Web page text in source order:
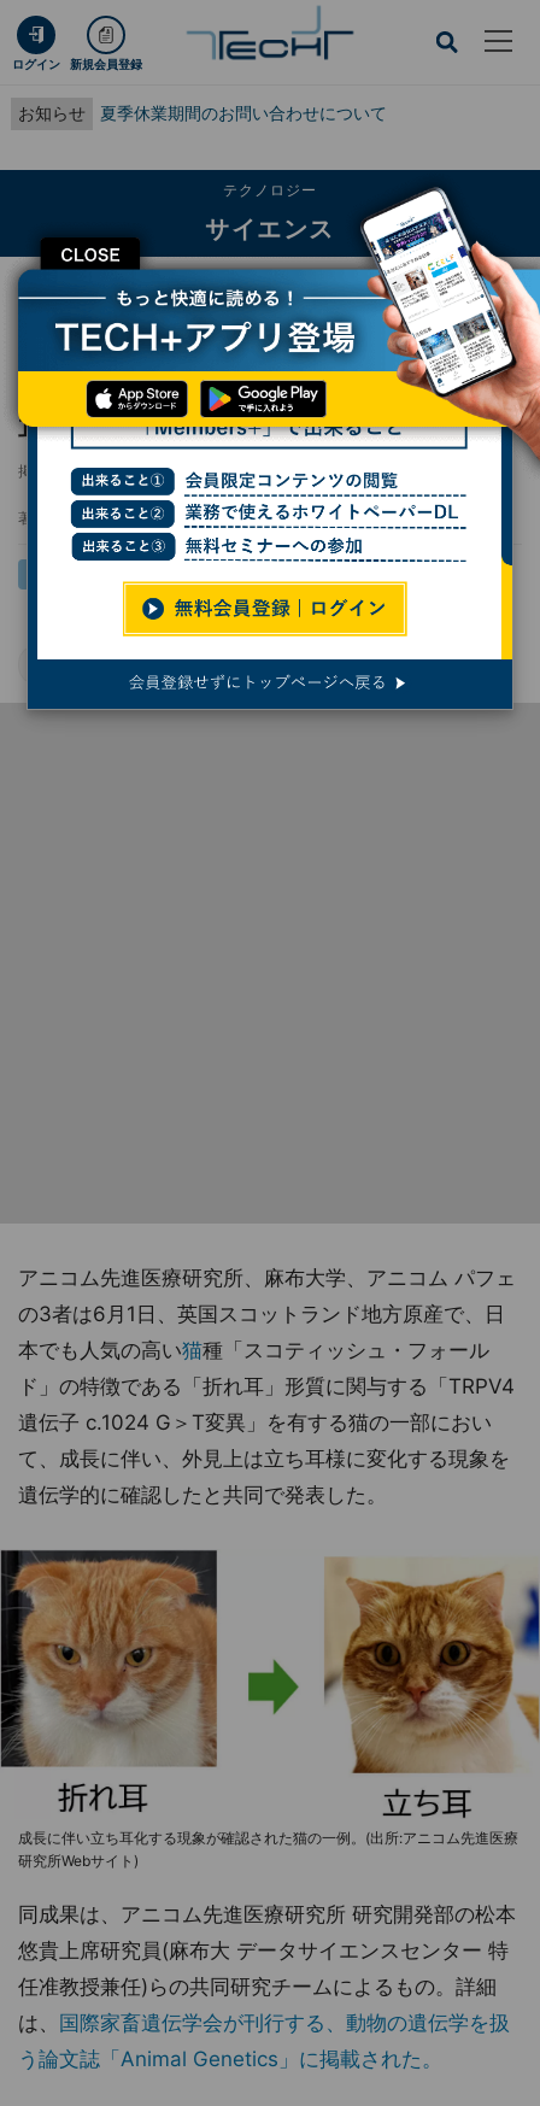
ログイン 新規会員登録
お知らせ 夏季休業期間のお問い合わせについて
CLOSE
テクノロジー
サイエンス
TECH+ テクノロジー
サイエンス
スコティッシュ・フォールドの「隠れ折れ耳」を遺伝学的に確認、麻布大など
スコティッシュ・フォールドの「隠れ折れ
耳」を遺伝学的に確認、麻布大など
掲載日 2026/06/04 17:45
著者： 波留久泉
生物 ペット ライフサイエンス 猫
アニコム先進医療研究所、麻布大学、アニコム パフェ
の3者は6月1日、英国スコットランド地方原産で、日
本でも人気の高い猫種「スコティッシュ・フォール
ド」の特徴である「折れ耳」形質に関与する「TRPV4
遺伝子 c.1024 G＞T変異」を有する猫の一部におい
て、成長に伴い、外見上は立ち耳様に変化する現象を
遺伝学的に確認したと共同で発表した。
成長に伴い立ち耳化する現象が確認された猫の一例。(出所:アニコム先進医療
研究所Webサイト)
同成果は、アニコム先進医療研究所 研究開発部の松本
悠貴上席研究員(麻布大 データサイエンスセンター 特
任准教授兼任)らの共同研究チームによるもの。詳細
は、 国際家畜遺伝学会が刊行する、動物の遺伝学を扱
う論文誌「Animal Genetics」に掲載された。